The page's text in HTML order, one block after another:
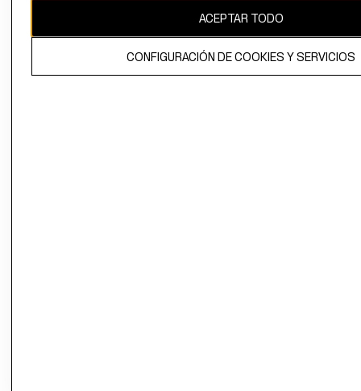
El contenido de esta página web está protegido por copyright y es
propiedad de H&M Hennes & Mauritz AB.
ACEPTAR TODO
CONFIGURACIÓN DE COOKIES Y SERVICIOS